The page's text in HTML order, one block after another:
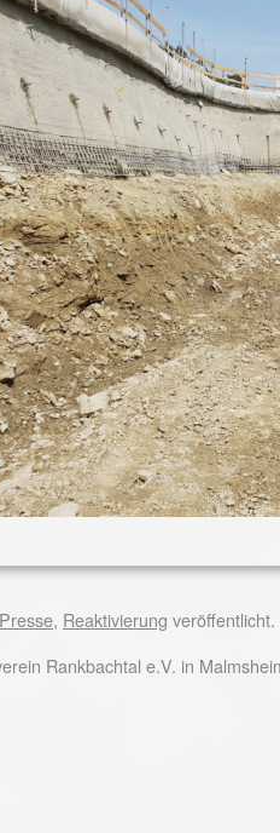
Presse, Reaktivierung
Rankbachtal e.V. in